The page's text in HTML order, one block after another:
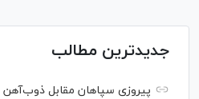
جدیدترین مطالب
پیروزی سپاهان مقابل ذوب‌آهن